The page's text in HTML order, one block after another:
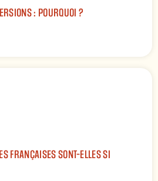
: POURQUOI ?
FRANÇAISES SONT-ELLES SI